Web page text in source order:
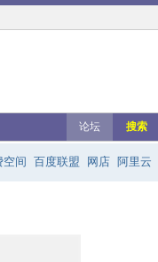
论坛 搜索
空间 百度联盟 网店 阿里云